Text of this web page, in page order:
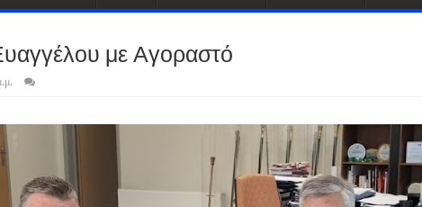
με Αγοραστό